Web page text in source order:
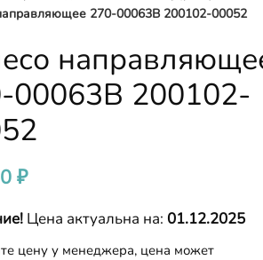
270-00063B 200102-00052
00063B 200102-
₽
Цена актуальна на: 01.12.2025
цену у менеджера, цена может